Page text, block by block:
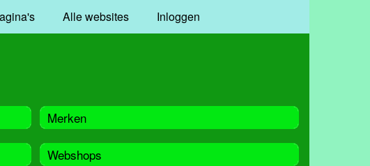
Alle websites Inloggen
Merken
Webshops